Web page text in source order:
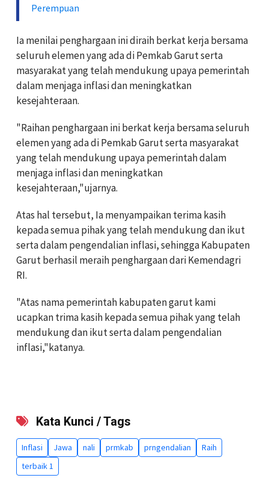
Perempuan
Ia menilai penghargaan ini diraih berkat kerja bersama
seluruh elemen yang ada di Pemkab Garut serta
masyarakat yang telah mendukung upaya pemerintah
dalam menjaga inflasi dan meningkatkan
kesejahteraan.
"Raihan penghargaan ini berkat kerja bersama seluruh
elemen yang ada di Pemkab Garut serta masyarakat
yang telah mendukung upaya pemerintah dalam
menjaga inflasi dan meningkatkan
kesejahteraan,"ujarnya.
Atas hal tersebut, Ia menyampaikan terima kasih
kepada semua pihak yang telah mendukung dan ikut
serta dalam pengendalian inflasi, sehingga Kabupaten
Garut berhasil meraih penghargaan dari Kemendagri
RI.
"Atas nama pemerintah kabupaten garut kami
ucapkan trima kasih kepada semua pihak yang telah
mendukung dan ikut serta dalam pengendalian
inflasi,"katanya.
Kata Kunci / Tags
Inflasi Jawa nali prmkab prngendalian
Raih
terbaik 1